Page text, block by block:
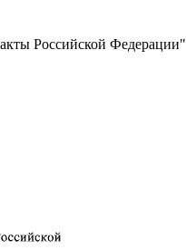
Российской Федерации"